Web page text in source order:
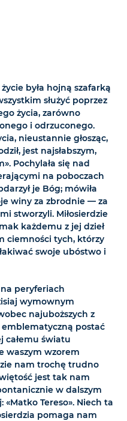
była hojną szafarką
służyć poprzez
życia, zarówno
i odrzuconego.
nieustannie głosząc,
jest najsłabszym,
Pochylała się nad
na poboczach
je Bóg; mówiła
winy za zbrodnie — za
stworzyli. Miłosierdzie
każdemu z jej dzieł
ciemności tych, którzy
swoje ubóstwo i
peryferiach
wymownym
najuboższych z
postać
całemu światu
waszym wzorem
nam trochę trudno
jest tak nam
w dalszym
Tereso». Niech ta
pomaga nam